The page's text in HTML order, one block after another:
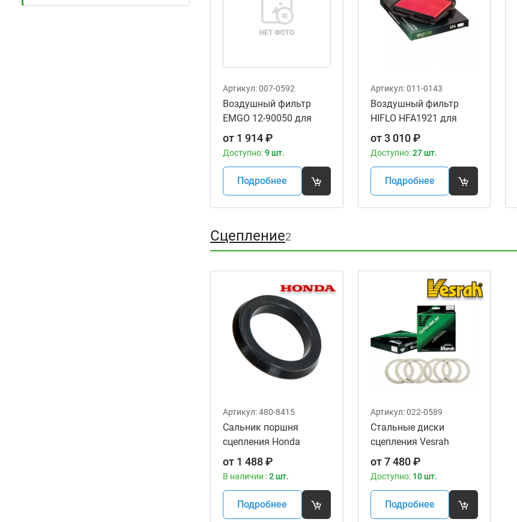
Артикул:007-0592
Воздушный фильтр
EMGO 12-90050 для
мотоциклов Honda
GL1800 F6B '13-16,
GL1800 Gold Wing '01-
от 1 914₽
Доступно:9 шт.
Подробнее
Артикул:011-0143
Воздушный фильтр
HIFLO HFA1921 для
мотоциклов Honda
GL1800 F6B '13-16,
GL1800 Gold Wing '01-
от3 010₽
Доступно:27 шт.
Подробнее
Сцепление2
Артикул:480-8415
Сальник поршня
сцепления Honda
22865-MJ8-003
от 1 488₽
В наличии :2 шт.
Подробнее
Артикул:022-0589
Cтальные диски
сцепления Vesrah
CS166 для мотоциклов
от7 480₽
Доступно: 10 шт.
Подробнее